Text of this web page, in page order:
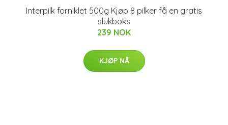
Interpilk forniklet 500g Kjøp 8 pilker få en gratis
slukboks
239 NOK
KJØP NÅ